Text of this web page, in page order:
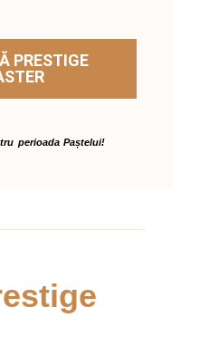
PRESTIGE
perioada Paștelui!